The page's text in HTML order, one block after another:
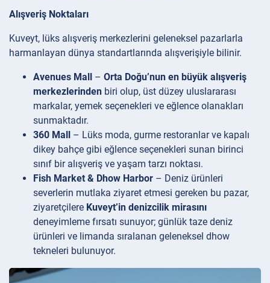
Alışveriş Noktaları
Kuveyt, lüks alışveriş merkezlerini geleneksel pazarlarla
harmanlayan dünya standartlarında alışverişiyle bilinir.
Avenues Mall – Orta Doğu’nun en büyük alışveriş
merkezlerinden biri olup, üst düzey uluslararası
markalar, yemek seçenekleri ve eğlence olanakları
sunmaktadır.
360 Mall – Lüks moda, gurme restoranlar ve kapalı
dikey bahçe gibi eğlence seçenekleri sunan birinci
sınıf bir alışveriş ve yaşam tarzı noktası.
Fish Market & Dhow Harbor – Deniz ürünleri
severlerin mutlaka ziyaret etmesi gereken bu pazar,
ziyaretçilere Kuveyt’in denizcilik mirasını
deneyimleme fırsatı sunuyor; günlük taze deniz
ürünleri ve limanda sıralanan geleneksel dhow
tekneleri bulunuyor.